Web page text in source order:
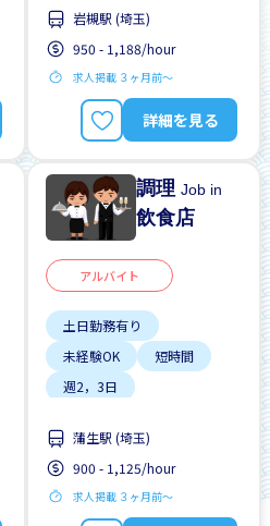
岩槻駅 (埼玉)
950 - 1,188/hour
求人掲載 ３ヶ月前〜
詳細を見る
調理Job in
飲食店
アルバイト
土日勤務有り
未経験OK
短時間
週2，3日
蒲生駅 (埼玉)
900 - 1,125/hour
求人掲載 ３ヶ月前〜